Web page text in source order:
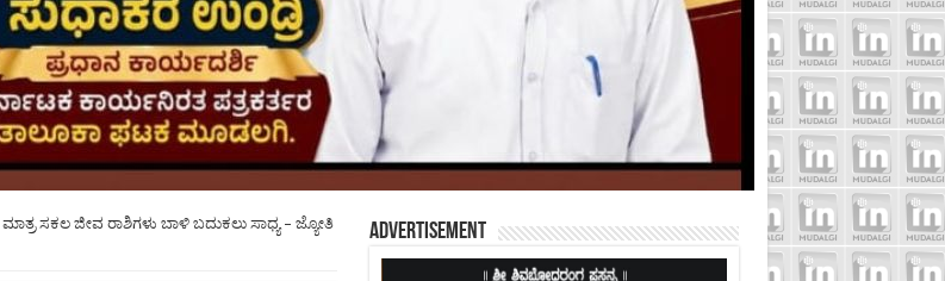
ಸಕಲ ಜೀವ ರಾಶಿಗಳು ಬಾಳಿ ಬದುಕಲು ಸಾಧ್ಯ – ಜ್ಯೋತಿ
Advertisement